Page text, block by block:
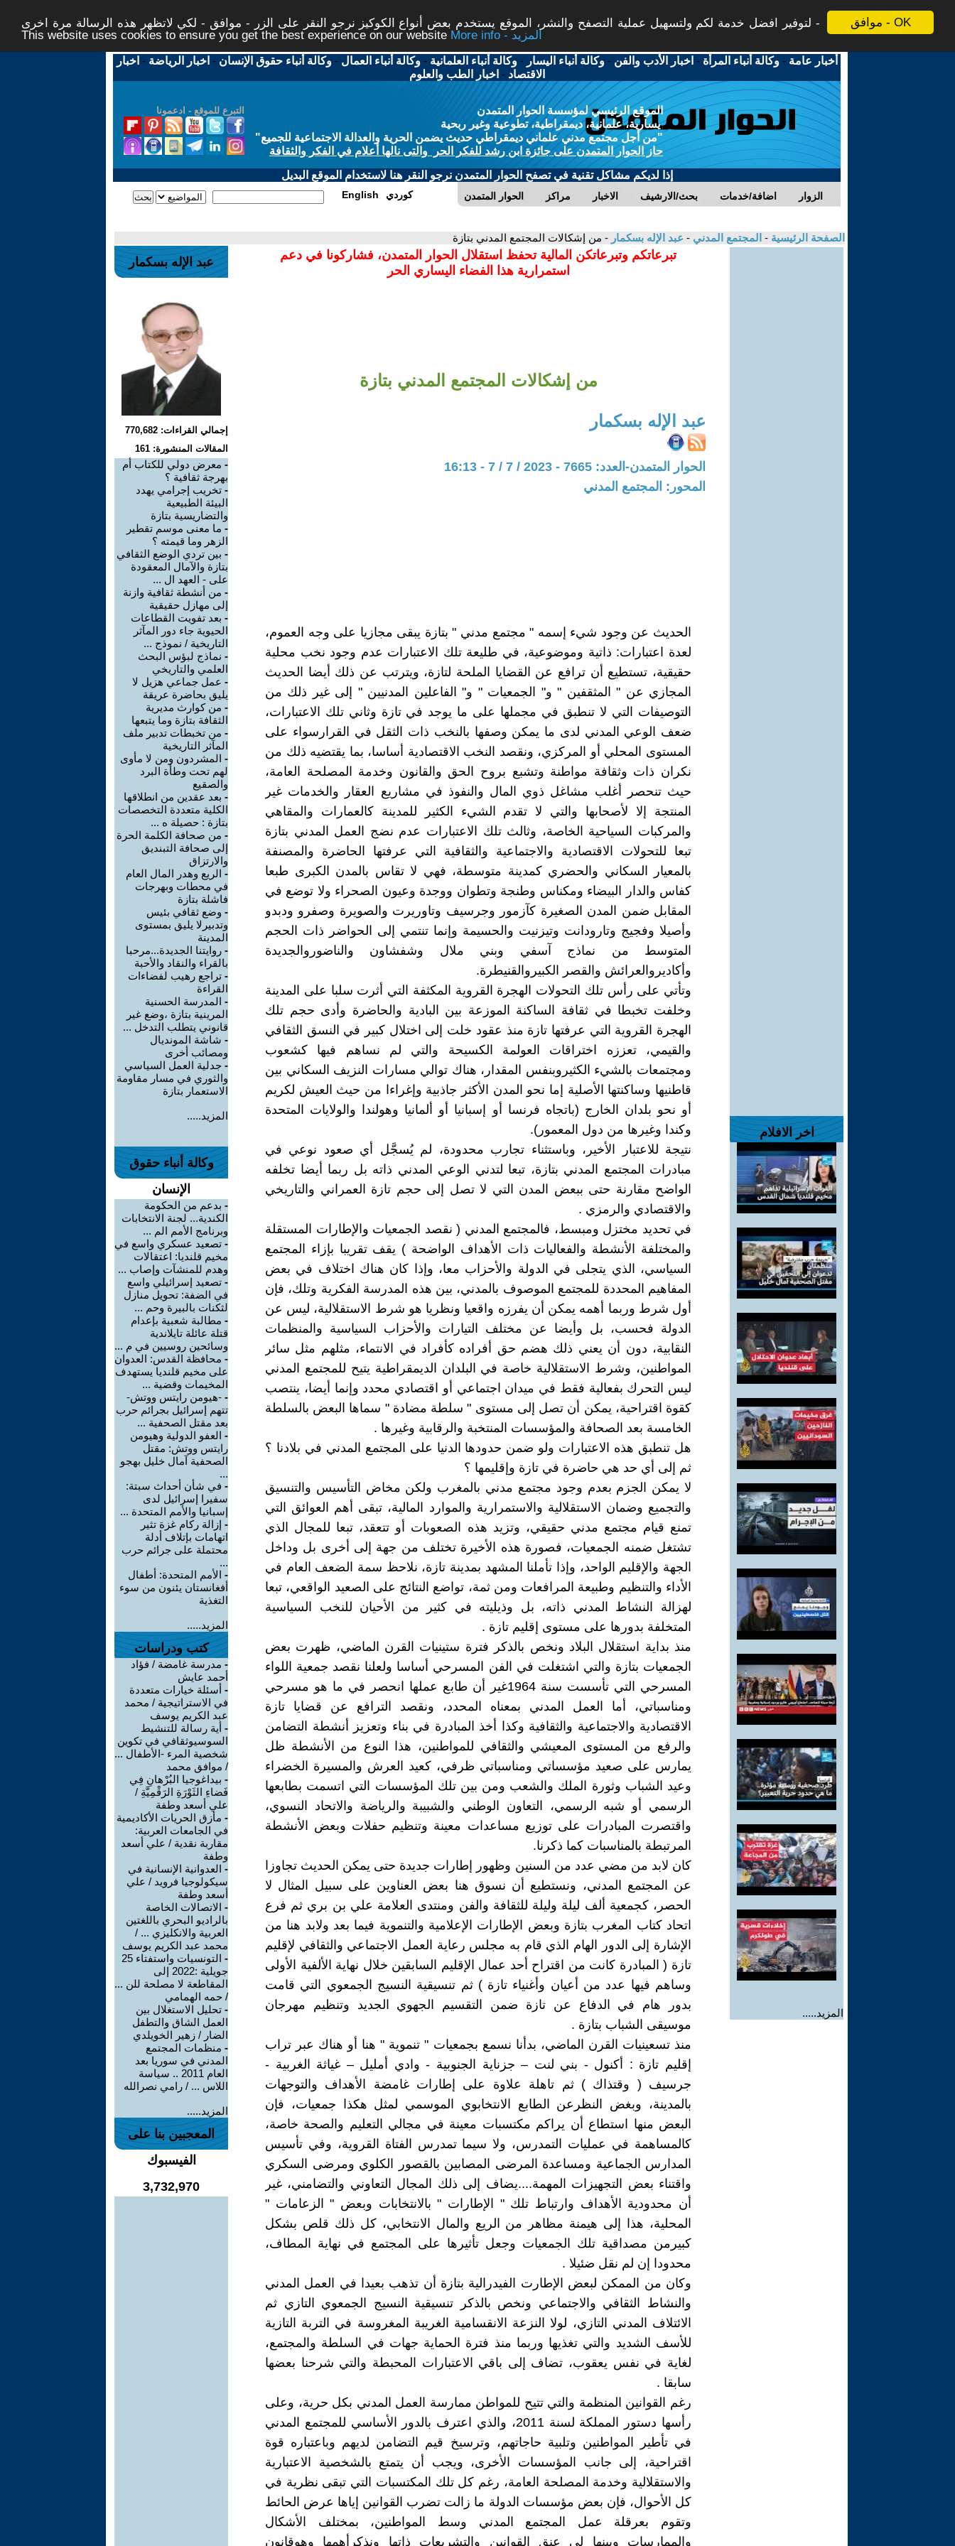
موافق - OK
لتوفير افضل خدمة لكم ولتسهيل عملية التصفح والنشر، الموقع يستخدم بعض أنواع الكوكيز نرجو النقر على الزر - موافق - لكي لاتظهر هذه الرسالة مرة اخرى -
This website uses cookies to ensure you get the best experience on our website
More info - المزيد
أخبار عامة -وكالة أنباء المرأة - اخبار الأدب والفن -وكالة أنباء اليسار -وكالة أنباء العلمانية -وكالة أنباء العمال -وكالة أنباء حقوق الإنسان - اخبار الرياضة - اخبار
الاقتصاد - اخبار الطب والعلوم
التبرع للموقع - ادعمونا
الموقع الرئيسي لمؤسسة الحوار المتمدن
يسارية، علمانية، ديمقراطية، تطوعية وغير ربحية
"من أجل مجتمع مدني علماني ديمقراطي حديث يضمن الحرية والعدالة الاجتماعية للجميع"
حاز الحوار المتمدن على جائزة ابن رشد للفكر الحر والتى نالها أعلام في الفكر والثقافة
إذا لديكم مشاكل تقنية في تصفح الحوار المتمدن نرجو النقر هنا لاستخدام الموقع البديل
الحوار المتمدن مراكز الاخبار بحث/الارشيف اضافة/خدمات الزوار English كوردي
الصفحة الرئيسية - المجتمع المدني - عبد الإله بسكمار - من إشكالات المجتمع المدني بتازة
اخر الافلام
المزيد.....
تبرعاتكم وتبرعاتكن المالية تحفظ استقلال الحوار المتمدن، فشاركونا في دعم
استمرارية هذا الفضاء اليساري الحر
من إشكالات المجتمع المدني بتازة
عبد الإله بسكمار
الحوار المتمدن-العدد: 7665 - 2023 / 7 / 7 - 16:13
المحور: المجتمع المدني
الحديث عن وجود شيء إسمه " مجتمع مدني " بتازة يبقى مجازيا على وجه العموم،
لعدة اعتبارات: ذاتية وموضوعية، في طليعة تلك الاعتبارات عدم وجود نخب محلية
حقيقية، تستطيع أن ترافع عن القضايا الملحة لتازة، ويترتب عن ذلك أيضا الحديث
المجازي عن " المثقفين " و" الجمعيات " و" الفاعلين المدنيين " إلى غير ذلك من
التوصيفات التي لا تنطبق في مجملها على ما يوجد في تازة وثاني تلك الاعتبارات،
ضعف الوعي المدني لدى ما يمكن وصفها بالنخب ذات الثقل في القرارسواء على
المستوى المحلي أو المركزي، ونقصد النخب الاقتصادية أساسا، بما يقتضيه ذلك من
نكران ذات وثقافة مواطنة وتشبع بروح الحق والقانون وخدمة المصلحة العامة،
حيث تنحصر أغلب مشاغل ذوي المال والنفوذ في مشاريع العقار والخدمات غير
المنتجة إلا لأصحابها والتي لا تقدم الشيء الكثير للمدينة كالعمارات والمقاهي
والمركبات السياحية الخاصة، وثالث تلك الاعتبارات عدم نضج العمل المدني بتازة
تبعا للتحولات الاقتصادية والاجتماعية والثقافية التي عرفتها الحاضرة والمصنفة
بالمعيار السكاني والحضري كمدينة متوسطة، فهي لا تقاس بالمدن الكبرى طبعا
كفاس والدار البيضاء ومكناس وطنجة وتطوان ووجدة وعيون الصحراء ولا توضع في
المقابل ضمن المدن الصغيرة كآزمور وجرسيف وتاوريرت والصويرة وصفرو ودبدو
وأصيلا وفجيج وتارودانت وتيزنيت والحسيمة وإنما تنتمي إلى الحواضر ذات الحجم
المتوسط من نماذج آسفي وبني ملال وشفشاون والناضوروالجديدة
وأكاديروالعرائش والقصر الكبيروالقنيطرة.
وتأتي على رأس تلك التحولات الهجرة القروية المكثفة التي أثرت سلبا على المدينة
وخلفت تخبطا في ثقافة الساكنة الموزعة بين البادية والحاضرة وأدى حجم تلك
الهجرة القروية التي عرفتها تازة منذ عقود خلت إلى اختلال كبير في النسق الثقافي
والقيمي، تعززه اختراقات العولمة الكسيحة والتي لم نساهم فيها كشعوب
ومجتمعات بالشيء الكثيروبنفس المقدار، هناك توالي مسارات النزيف السكاني بين
قاطنيها وساكنتها الأصلية إما نحو المدن الأكثر جاذبية وإغراءا من حيث العيش لكريم
أو نحو بلدان الخارج (باتجاه فرنسا أو إسبانيا أو ألمانيا وهولندا والولايات المتحدة
وكندا وغيرها من دول المعمور).
نتيجة للاعتبار الأخير، وباستثناء تجارب محدودة، لم يُسجَّل أي صعود نوعي في
مبادرات المجتمع المدني بتازة، تبعا لتدني الوعي المدني ذاته بل ربما أيضا تخلفه
الواضح مقارنة حتى ببعض المدن التي لا تصل إلى حجم تازة العمراني والتاريخي
والاقتصادي والرمزي .
في تحديد مختزل ومبسط، فالمجتمع المدني ( نقصد الجمعيات والإطارات المستقلة
والمختلفة الأنشطة والفعاليات ذات الأهداف الواضحة ) يقف تقريبا بإزاء المجتمع
السياسي، الذي يتجلى في الدولة والأحزاب معا، وإذا كان هناك اختلاف في بعض
المفاهيم المحددة للمجتمع الموصوف بالمدني، بين هذه المدرسة الفكرية وتلك، فإن
أول شرط وربما أهمه يمكن أن يفرزه واقعيا ونظريا هو شرط الاستقلالية، ليس عن
الدولة فحسب، بل وأيضا عن مختلف التيارات والأحزاب السياسية والمنظمات
النقابية، دون أن يعني ذلك هضم حق أفراده كأفراد في الانتماء، مثلهم مثل سائر
المواطنين، وشرط الاستقلالية خاصة في البلدان الديمقراطية يتيح للمجتمع المدني
ليس التحرك بفعالية فقط في ميدان اجتماعي أو اقتصادي محدد وإنما أيضا، ينتصب
كقوة اقتراحية، يمكن أن تصل إلى مستوى " سلطة مضادة " سماها البعض بالسلطة
الخامسة بعد الصحافة والمؤسسات المنتخبة والرقابية وغيرها .
هل تنطبق هذه الاعتبارات ولو ضمن حدودها الدنيا على المجتمع المدني في بلادنا ؟
ثم إلى أي حد هي حاضرة في تازة وإقليمها ؟
لا يمكن الجزم بعدم وجود مجتمع مدني بالمغرب ولكن مخاض التأسيس والتنسيق
والتجميع وضمان الاستقلالية والاستمرارية والموارد المالية، تبقى أهم العوائق التي
تمنع قيام مجتمع مدني حقيقي، وتزيد هذه الصعوبات أو تتعقد، تبعا للمجال الذي
تشتغل ضمنه الجمعيات، فصورة هذه الأخيرة تختلف من جهة إلى أخرى بل وداخل
الجهة والإقليم الواحد، وإذا تأملنا المشهد بمدينة تازة، نلاحظ سمة الضعف العام في
الأداء والتنظيم وطبيعة المرافعات ومن ثمة، تواضع النتائج على الصعيد الواقعي، تبعا
لهزالة النشاط المدني ذاته، بل وذيليته في كثير من الأحيان للنخب السياسية
المتخلفة بدورها على مستوى إقليم تازة .
منذ بداية استقلال البلاد ونخص بالذكر فترة ستينيات القرن الماضي، ظهرت بعض
الجمعيات بتازة والتي اشتغلت في الفن المسرحي أساسا ولعلنا نقصد جمعية اللواء
المسرحي التي تأسست سنة 1964غير أن طابع عملها انحصر في ما هو مسرحي
ومناسباتي، أما العمل المدني بمعناه المحدد، ونقصد الترافع عن قضايا تازة
الاقتصادية والاجتماعية والثقافية وكذا أخذ المبادرة في بناء وتعزيز أنشطة التضامن
والرفع من المستوى المعيشي والثقافي للمواطنين، هذا النوع من الأنشطة ظل
يمارس على صعيد مؤسساتي ومناسباتي ظرفي، كعيد العرش والمسيرة الخضراء
وعيد الشباب وثورة الملك والشعب ومن بين تلك المؤسسات التي اتسمت بطابعها
الرسمي أو شبه الرسمي، التعاون الوطني والشبيبة والرياضة والاتحاد النسوي،
واقتصرت المبادرات على توزيع مساعدات معينة وتنظيم حفلات وبعض الأنشطة
المرتبطة بالمناسبات كما ذكرنا.
كان لابد من مضي عدد من السنين وظهور إطارات جديدة حتى يمكن الحديث تجاوزا
عن المجتمع المدني، ونستطيع أن نسوق هنا بعض العناوين على سبيل المثال لا
الحصر، كجمعية ألف ليلة وليلة للثقافة والفن ومنتدى العلامة علي بن بري ثم فرع
اتحاد كتاب المغرب بتازة وبعض الإطارات الإعلامية والتنموية فيما بعد ولابد هنا من
الإشارة إلى الدور الهام الذي قام به مجلس رعاية العمل الاجتماعي والثقافي لإقليم
تازة ( المبادرة كانت من اقتراح أحد عمال الإقليم السابقين خلال نهاية الألفية الأولى
وساهم فيها عدد من أعيان وأغنياء تازة ) ثم تنسيقية النسيج الجمعوي التي قامت
بدور هام في الدفاع عن تازة ضمن التقسيم الجهوي الجديد وتنظيم مهرجان
موسيقى الشباب بتازة .
منذ تسعينيات القرن الماضي، بدأنا نسمع بجمعيات " تنموية " هنا أو هناك عبر تراب
إقليم تازة : أكنول - بني لنت – جزناية الجنوبية - وادي أمليل – غياثة الغربية -
جرسيف ( وقتذاك ) ثم تاهلة علاوة على إطارات غامضة الأهداف والتوجهات
بالمدينة، وبغض النظرعن الطابع الانتخابوي الموسمي لمثل هكذا جمعيات، فإن
البعض منها استطاع أن يراكم مكتسبات معينة في مجالي التعليم والصحة خاصة،
كالمساهمة في عمليات التمدرس، ولا سيما تمدرس الفتاة القروية، وفي تأسيس
المدارس الجماعية ومساعدة المرضى المصابين بالقصور الكلوي ومرضى السكري
واقتناء بعض التجهيزات المهمة....يضاف إلى ذلك المجال التعاوني والتضامني، غير
أن محدودية الأهداف وارتباط تلك " الإطارات " بالانتخابات وبعض " الزعامات "
المحلية، هذا إلى هيمنة مظاهر من الريع والمال الانتخابي، كل ذلك قلص بشكل
كبيرمن مصداقية تلك الجمعيات وجعل تأثيرها على المجتمع في نهاية المطاف،
محدودا إن لم نقل ضئيلا .
وكان من الممكن لبعض الإطارت الفيدرالية بتازة أن تذهب بعيدا في العمل المدني
والنشاط الثقافي والاجتماعي ونخص بالذكر تنسيقية النسيج الجمعوي التازي ثم
الائتلاف المدني التازي، لولا النزعة الانقسامية الغريبة المغروسة في التربة التازية
للأسف الشديد والتي تغذيها وربما منذ فترة الحماية جهات في السلطة والمجتمع،
لغاية في نفس يعقوب، تضاف إلى باقي الاعتبارات المحبطة والتي شرحنا بعضها
سابقا .
رغم القوانين المنظمة والتي تتيح للمواطن ممارسة العمل المدني بكل حرية، وعلى
رأسها دستور المملكة لسنة 2011، والذي اعترف بالدور الأساسي للمجتمع المدني
في تأطير المواطنين وتلبية حاجاتهم، وترسيخ قيم التضامن لديهم وباعتباره قوة
اقتراحية، إلى جانب المؤسسات الأخرى، ويجب أن يتمتع بالشخصية الاعتبارية
والاستقلالية وخدمة المصلحة العامة، رغم كل تلك المكتسبات التي تبقى نظرية في
كل الأحوال، فإن بعض مؤسسات الدولة ما زالت تضرب القوانين إياها عرض الحائط
وتقوم بعرقلة عمل المجتمع المدني وسط المواطنين، بمختلف الأشكال
والممارسات وبينها لي عنق القوانين والتشريعات ذاتها ونذكرأهمها وهوقانون
عبد الإله بسكمار
إجمالي القراءات: 770,682
المقالات المنشورة: 161
- معرض دولي للكتاب أم
بهرجة ثقافية ؟
- تخريب إجرامي يهدد
البيئة الطبيعية
والتضاريسية بتازة
- ما معنى موسم تقطير
الزهر وما قيمته ؟
- بين تردي الوضع الثقافي
بتازة والآمال المعقودة
على - العهد ال ...
- من أنشطة ثقافية وازنة
إلى مهازل حقيقية
- بعد تفويت القطاعات
الحيوية جاء دور المآثر
التاريخية / نموذج ...
- نماذج لبؤس البحث
العلمي والتاريخي
- عمل جماعي هزيل لا
يليق بحاضرة عريقة
- من كوارث مديرية
الثقافة بتازة وما يتبعها
- من تخبطات تدبير ملف
المآثر التاريخية
- المشردون ومن لا مأوى
لهم تحت وطأة البرد
والصقيع
- بعد عقدين من انطلاقها
الكلية متعددة التخصصات
بتازة : حصيلة ه ...
- من صحافة الكلمة الحرة
إلى صحافة التبنديق
والارتزاق
- الريع وهدر المال العام
في محطات وبهرجات
فاشلة بتازة
- وضع ثقافي بئيس
وتدبيرلا يليق بمستوى
المدينة
- روايتنا الجديدة...مرحبا
بالقراء والنقاد والأحبة
- تراجع رهيب لفضاءات
القراءة
- المدرسة الحسنية
المرينية بتازة ،وضع غير
قانوني يتطلب التدخل ...
- شاشة المونديال
ومصائب أخرى
- جدلية العمل السياسي
والثوري في مسار مقاومة
الاستعمار بتازة
المزيد.....
وكالة أنباء حقوق
الإنسان
- بدعم من الحكومة
الكندية... لجنة الانتخابات
وبرنامج الأمم الم ...
- تصعيد عسكري واسع في
مخيم قلنديا: اعتقالات
وهدم للمنشآت وإصاب ...
- تصعيد إسرائيلي واسع
في الضفة: تحويل منازل
لثكنات بالبيرة وحم ...
- مطالبة شعبية بإعدام
قتلة عائلة تايلاندية
وسائحين روسيين في م ...
- محافظة القدس: العدوان
على مخيم قلنديا يستهدف
المخيمات وقضية ...
- -هيومن رايتس ووتش-
تتهم إسرائيل بجرائم حرب
بعد مقتل الصحفية ...
- العفو الدولية وهيومن
رايتس ووتش: مقتل
الصحفية آمال خليل بهجو
...
- في شأن أحداث سبتة:
سفيرا إسرائيل لدى
إسبانيا والأمم المتحدة ...
- إزالة ركام غزة تثير
اتهامات بإتلاف أدلة
محتملة على جرائم حرب
...
- الأمم المتحدة: أطفال
أفغانستان يئنون من سوء
التغذية
المزيد.....
كتب ودراسات
- مدرسة غامضة / فؤاد
أحمد عايش
- أسئلة خيارات متعددة
في الاستراتيجية / محمد
عبد الكريم يوسف
- أية رسالة للتنشيط
السوسيوثقافي في تكوين
شخصية المرء -الأطفال ...
/ موافق محمد
- بيداغوجيا البُرْهانِ فِي
فَضاءِ الثَوْرَةِ الرَقْمِيَّةِ /
علي أسعد وطفة
- مأزق الحريات الأكاديمية
في الجامعات العربية:
مقاربة نقدية / علي أسعد
وطفة
- العدوانية الإنسانية في
سيكولوجيا فرويد / علي
أسعد وطفة
- الاتصالات الخاصة
بالراديو البحري باللغتين
العربية والانكليزي ... /
محمد عبد الكريم يوسف
-
التونسيات واستفتاء 25
جويلية :2022 إلى
المقاطعة لا مصلحة للن ...
/ حمه الهمامي
- تحليل الاستغلال بين
العمل الشاق والتطفل
الضار / زهير الخويلدي
- منظمات المجتمع
المدني في سوريا بعد
العام 2011 .. سياسة
اللاس ... / رامي نصرالله
المزيد.....
المعجبين بنا على
الفيسبوك
3,732,970